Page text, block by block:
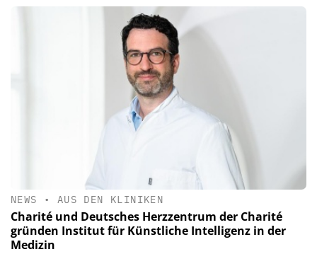
NEWS • AUS DEN KLINIKEN
Charité und Deutsches Herzzentrum der Charité
gründen Institut für Künstliche Intelligenz in der
Medizin